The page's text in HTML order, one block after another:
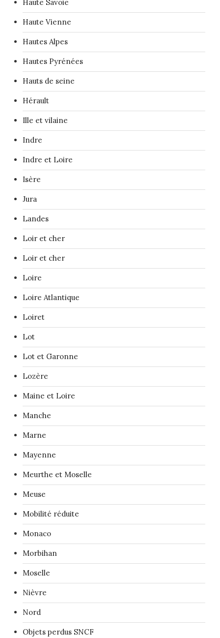
Haute Savoie
Haute Vienne
Hautes Alpes
Hautes Pyrénées
Hauts de seine
Hérault
Ille et vilaine
Indre
Indre et Loire
Isère
Jura
Landes
Loir et cher
Loir et cher
Loire
Loire Atlantique
Loiret
Lot
Lot et Garonne
Lozère
Maine et Loire
Manche
Marne
Mayenne
Meurthe et Moselle
Meuse
Mobilité réduite
Monaco
Morbihan
Moselle
Nièvre
Nord
Objets perdus SNCF